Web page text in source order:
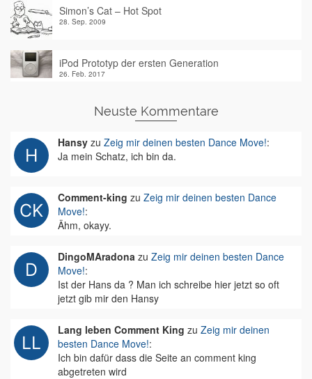
Simon’s Cat – Hot Spot
28. Sep. 2009
iPod Prototyp der ersten Generation
26. Feb. 2017
Neuste Kommentare
Hansy zu Zeig mir deinen besten Dance Move!:
Ja mein Schatz, ich bin da.
Comment-king zu Zeig mir deinen besten Dance
Move!:
Ähm, okayy.
DingoMAradona zu Zeig mir deinen besten Dance
Move!:
Ist der Hans da ? Man ich schreibe hier jetzt so oft
jetzt gib mir den Hansy
Lang leben Comment King zu Zeig mir deinen
besten Dance Move!:
Ich bin dafür dass die Seite an comment king
abgetreten wird